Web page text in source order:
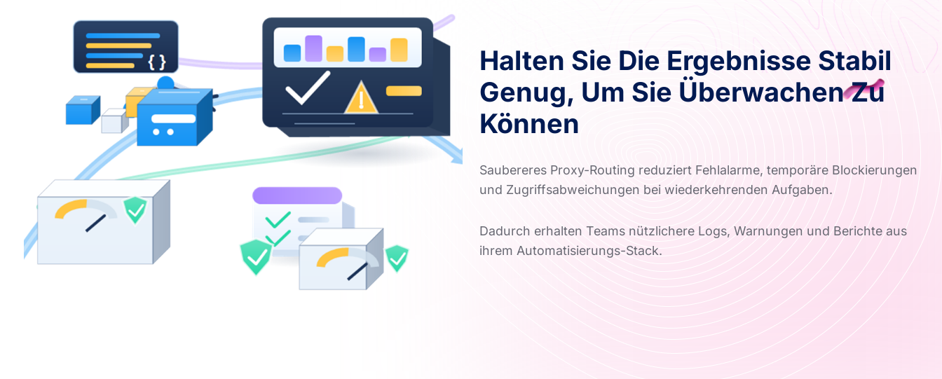
Halten Sie Die Ergebnisse Stabil
Genug, Um Sie Überwachen Zu
Können
Saubereres Proxy-Routing reduziert Fehlalarme, temporäre Blockierungen
und Zugriffsabweichungen bei wiederkehrenden Aufgaben.
Dadurch erhalten Teams nützlichere Logs, Warnungen und Berichte aus
ihrem Automatisierungs-Stack.